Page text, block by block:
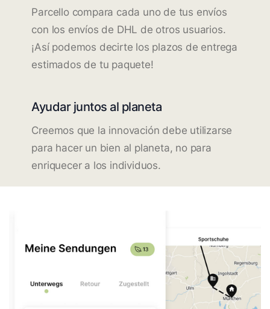
Parcello compara cada uno de tus envíos
con los envíos de DHL de otros usuarios.
¡Así podemos decirte los plazos de entrega
estimados de tu paquete!
Ayudar juntos al planeta
Creemos que la innovación debe utilizarse
para hacer un bien al planeta, no para
enriquecer a los individuos.